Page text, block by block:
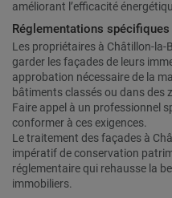
améliorant l’efficacité
Réglementations spécifiques
Les propriétaires à Châtillon-
garder les façades de leurs
approbation nécessaire de la
bâtiments classés ou dans des
Faire appel à un professionnel
conformer à ces exigences.
Le traitement des façades à
impératif de conservation
réglementaire qui rehausse la
immobiliers.